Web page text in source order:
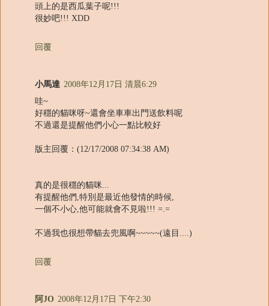
頭上的是西瓜葉子呢!!!
很妙吧!!! XDD
回覆
小馬達 2008年12月17日 清晨6:29
哇~
好穩的貓咪呀~還會坐車車出門送飲料呢
不過還是提醒他們小心一點比較好
版主回覆：(12/17/2008 07:34:38 AM)
真的是很穩的貓咪...
有提醒他們,特別是最近他發情的時候,
一個不小心,他可能就會不見啦!!! =.=
不過我也很想帶貓去兜風啊~~~~~(遠目....)
回覆
阿JO 2008年12月17日 下午2:30